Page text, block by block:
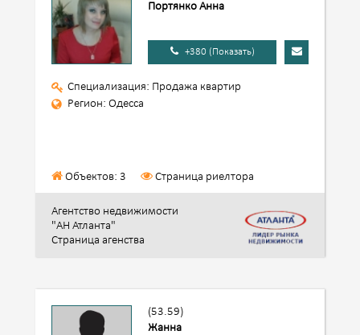
Портянко Анна
+380 (Показать)
Специализация: Продажа квартир
Регион: Одесса
Объектов: 3 Страница риелтора
Агентство недвижимости
"АН Атланта"
Страница агенства
(53.59)
Жанна